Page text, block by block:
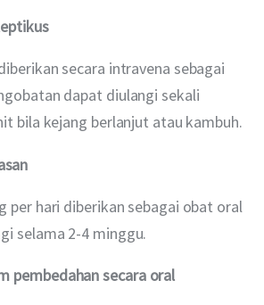
secara intravena sebagai
dapat diulangi sekali
bila kejang berlanjut atau kambuh.
per hari diberikan sebagai obat oral
selama 2-4 minggu.
pembedahansecara oral